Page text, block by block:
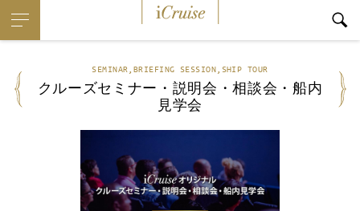
SEMINAR,BRIEFING SESSION,SHIP TOUR
クルーズセミナー・説明会・相談会・船内
見学会